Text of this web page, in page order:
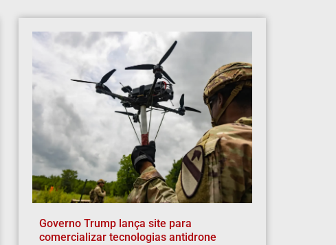
Governo Trump lança site para
comercializar tecnologias antidrone